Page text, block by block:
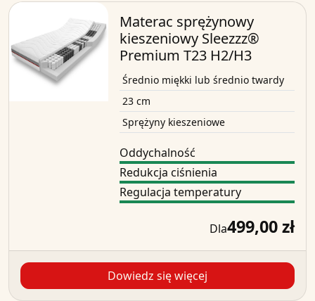
Materac sprężynowy
kieszeniowy Sleezzz®
Premium T23 H2/H3
Średnio miękki lub średnio twardy
23 cm
Sprężyny kieszeniowe
Oddychalność
Redukcja ciśnienia
Regulacja temperatury
Dla499,00 zł
Dowiedz się więcej